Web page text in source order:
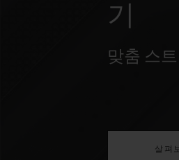
기
맞춤 스
살펴